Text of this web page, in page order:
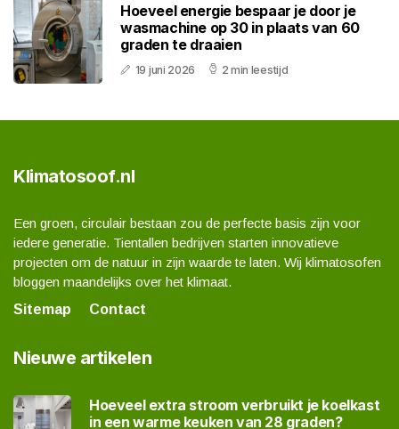
Hoeveel energie bespaar je door je
wasmachine op 30 in plaats van 60
graden te draaien
19 juni 2026 2 min leestijd
Klimatosoof.nl
Een groen, circulair bestaan zou de perfecte basis zijn voor
iedere generatie. Tientallen bedrijven starten innovatieve
projecten om de natuur in zijn waarde te laten. Wij klimatosofen
bloggen maandelijks over het klimaat.
Sitemap
Contact
Nieuwe artikelen
Hoeveel extra stroom verbruikt je koelkast
in een warme keuken van 28 graden?